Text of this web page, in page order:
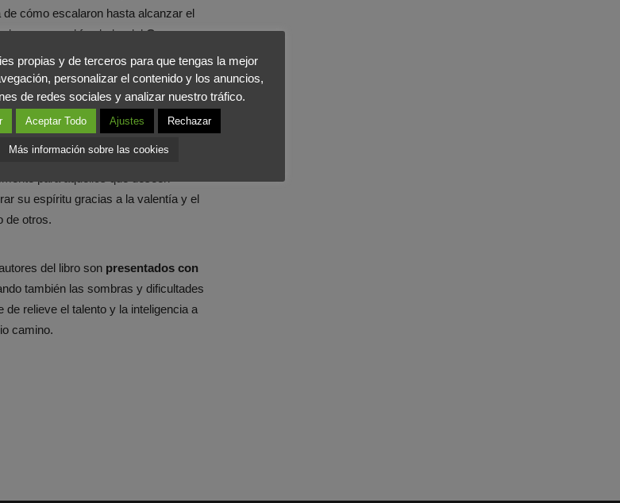
de cómo escalaron hasta alcanzar el
como el fundador delGrupo
, el de Galerías Preciados
, uno de los
de la marca de automóvilesHispano-
célebre Juan March.
son un ejemplo de superación e
para todo aquel que desee emprender,
su espíritu gracias a la valentía y el
de otros.
del libro son presentados con
también las sombras y dificultades
relieve el talento y la inteligencia a
camino.
propias y de terceros para que tengas la mejor
personalizar el contenido y los anuncios,
de redes sociales y analizar nuestro tráfico.
Aceptar Todo Ajustes Rechazar
Más información sobre las cookies